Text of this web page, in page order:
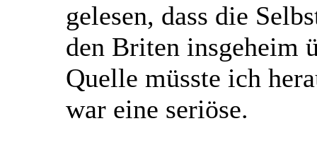
gelesen, dass die
den Briten insgeheim
Quelle müsste ich
war eine seriöse.